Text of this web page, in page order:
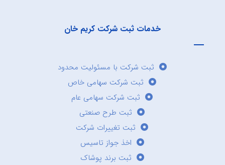
خدمات ثبت شرکت کریم خان
ثبت شرکت با مسئولیت محدود
ثبت شرکت سهامی خاص
ثبت شرکت سهامی عام
ثبت طرح صنعتی
ثبت تغییرات شرکت
اخذ جواز تاسیس
ثبت برند پوشاک